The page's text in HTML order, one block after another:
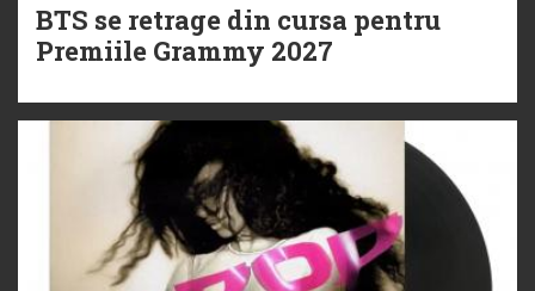
BTS se retrage din cursa pentru
Premiile Grammy 2027